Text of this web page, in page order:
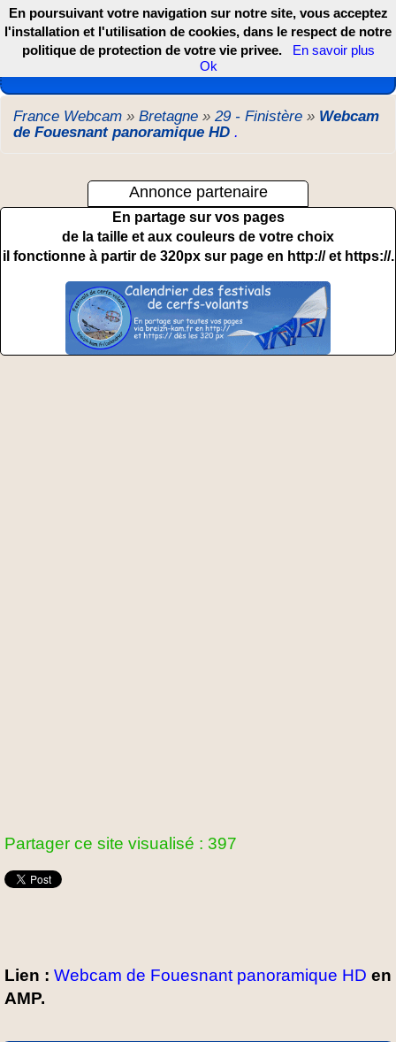
Les webcams de France, DOM TOM et COM
France Webcam » Bretagne » 29 - Finistère » Webcam
de Fouesnant panoramique HD .
Annonce partenaire
En partage sur vos pages
de la taille et aux couleurs de votre choix
il fonctionne à partir de 320px sur page en http:// et https://.
Partager ce site visualisé : 397
Lien : Webcam de Fouesnant panoramique HD en
AMP.
En poursuivant votre navigation sur notre site, vous acceptez
l'installation et l'utilisation de cookies, dans le respect de notre
politique de protection de votre vie privee.
En savoir plus
Ok